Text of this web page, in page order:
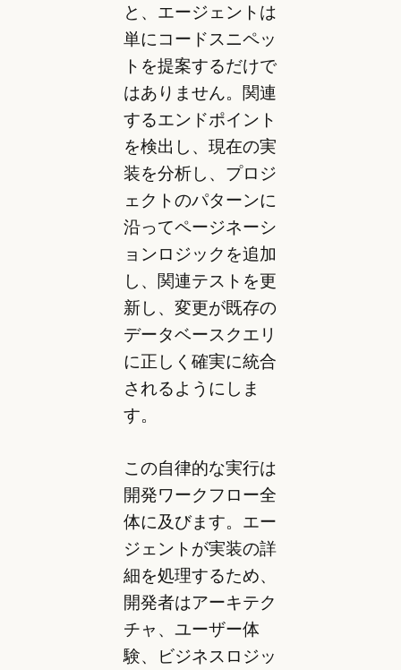
と、エージェントは
単にコードスニペッ
トを提案するだけで
はありません。関連
するエンドポイント
を検出し、現在の実
装を分析し、プロジ
ェクトのパターンに
沿ってページネーシ
ョンロジックを追加
し、関連テストを更
新し、変更が既存の
データベースクエリ
に正しく確実に統合
されるようにしま
す。
この自律的な実行は
開発ワークフロー全
体に及びます。エー
ジェントが実装の詳
細を処理するため、
開発者はアーキテク
チャ、ユーザー体
験、ビジネスロジッ